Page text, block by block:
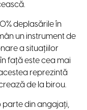
deplasările în
un instrument de
a situațiilor
față este cea mai
reprezintă
de la birou.
parte din angajați,